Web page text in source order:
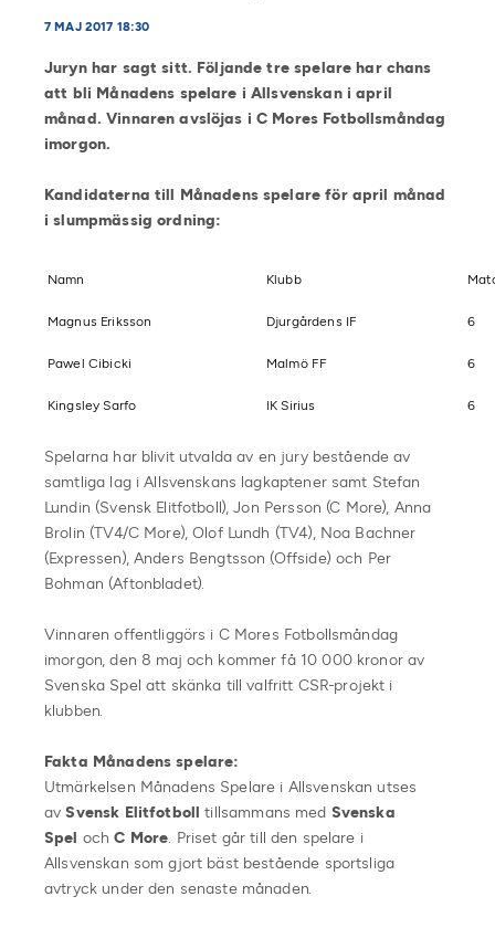
7 MAJ 2017 18:30
Juryn har sagt sitt. Följande tre spelare har chans
att bli Månadens spelare i Allsvenskan i april
månad. Vinnaren avslöjas i C Mores Fotbollsmåndag
imorgon.
Kandidaterna till Månadens spelare för april månad
i slumpmässig ordning:
Namn Klubb
Magnus Eriksson Djurgårdens IF 6
Pawel Cibicki Malmö FF 6
Kingsley Sarfo IK Sirius 6
Spelarna har blivit utvalda av en jury bestående av
samtliga lag i Allsvenskans lagkaptener samt Stefan
Lundin (Svensk Elitfotboll), Jon Persson (C More), Anna
Brolin (TV4/C More), Olof Lundh (TV4), Noa Bachner
(Expressen), Anders Bengtsson (Offside) och Per
Bohman (Aftonbladet).
Vinnaren offentliggörs i C Mores Fotbollsmåndag
imorgon, den 8 maj och kommer få 10 000 kronor av
Svenska Spel att skänka till valfritt CSR-projekt i
klubben.
Fakta Månadens spelare:
Utmärkelsen Månadens Spelare i Allsvenskan utses
avSvensk Elitfotboll tillsammans med Svenska
Spel ochC More. Priset går till den spelare i
Allsvenskan som gjort bäst bestående sportsliga
avtryck under den senaste månaden.